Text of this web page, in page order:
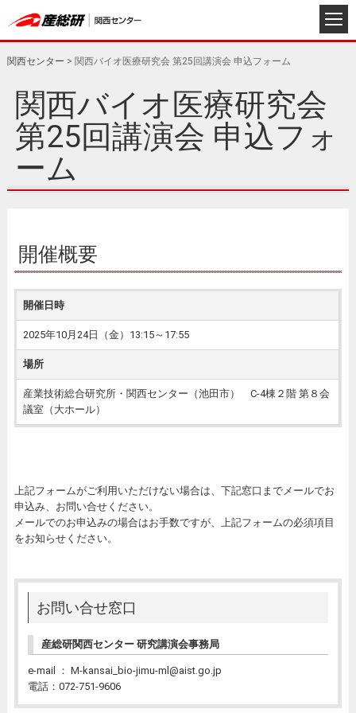
関西センター > 関西バイオ医療研究会 第25回講演会 申込フォーム
関西バイオ医療研究会
第25回講演会 申込フォ
ーム
開催概要
開催日時
2025年10月24日（金）13:15～17:55
場所
産業技術総合研究所・関西センター（池田市） C-4棟２階 第８会
議室（大ホール）
上記フォームがご利用いただけない場合は、下記窓口までメールでお
申込み、お問い合せください。
メールでのお申込みの場合はお手数ですが、上記フォームの必須項目
をお知らせください。
お問い合せ窓口
産総研関西センター 研究講演会事務局
e-mail ： M-kansai_bio-jimu-ml@aist.go.jp
電話：072-751-9606